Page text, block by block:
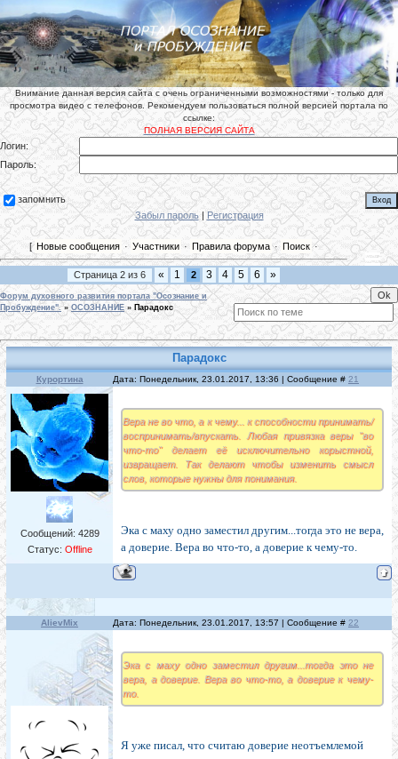
Внимание данная версия сайта с очень ограниченными возможностями - только для
просмотра видео с телефонов. Рекомендуем пользоваться полной версией портала по
ссылке:
ПОЛНАЯ ВЕРСИЯ САЙТА
Логин:
Пароль:
запомнить
Забыл пароль| Регистрация
[ Новые сообщения · Участники · Правила форума · Поиск·
Страница 2 из 6 « 1 2 3 4 5 6 »
Форум духовного развития портала "Осознание и
Пробуждение". » ОСОЗНАНИЕ » Парадокс
Парадокс
Курортина Дата: Понедельник, 23.01.2017, 13:36 | Сообщение # 21
Сообщений: 4289
Статус: Offline
Вера не во что, а к чему... к способности принимать/
воспринимать/впускать. Любая привязка веры "во
что-то" делает её исключительно корыстной,
извращает. Так делают чтобы изменить смысл
слов, которые нужны для понимания.
Эка с маху одно заместил другим...тогда это не вера,
а доверие. Вера во что-то, а доверие к чему-то.
AlievMix Дата: Понедельник, 23.01.2017, 13:57 | Сообщение # 22
Эка с маху одно заместил другим...тогда это не
вера, а доверие. Вера во что-то, а доверие к чему-
то.
Я уже писал, что считаю доверие неотъемлемой